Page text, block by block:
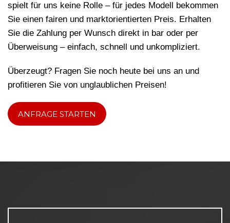
spielt für uns keine Rolle – für jedes Modell bekommen
Sie einen fairen und marktorientierten Preis. Erhalten
Sie die Zahlung per Wunsch direkt in bar oder per
Überweisung – einfach, schnell und unkompliziert.
Überzeugt? Fragen Sie noch heute bei uns an und
profitieren Sie von unglaublichen Preisen!
ANFRAGE STARTEN